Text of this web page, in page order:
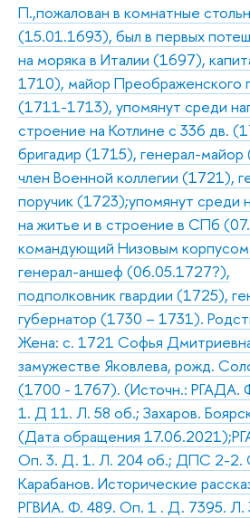
П.,пожалован в комнатные
(15.01.1693), был в первых
на моряка в Италии (1697),
1710), майор Преображенского
(1711-1713), упомянут среди
строение на Котлине с 336 дв.
бригадир (1715), генерал-
член Военной коллегии (1721),
поручик (1723);упомянут среди
на житье и в строение в СПб
командующий Низовым
генерал-аншеф (06.05.1727?),
подполковник гвардии (1725),
губернатор (1730 – 1731).
Жена: с. 1721 Софья
замужестве Яковлева, рожд.
(1700 - 1767). (Источн.: РГАДА.
1. Д 11. Л. 58 об.; Захаров.
(Дата обращения
Оп. 3. Д. 1. Л. 204 об.; ДПС 2-2.
Карабанов. Исторические
РГВИА. Ф. 489. Оп. 1 . Д. 7395. Л.